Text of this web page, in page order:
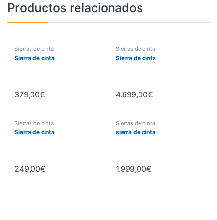
Productos relacionados
Sierras de cinta
Sierra de cinta
379,00€
Sierras de cinta
Sierra de cinta
4.699,00€
Sierras de cinta
Sierra de cinta
249,00€
Sierras de cinta
sierra de cinta
1.999,00€